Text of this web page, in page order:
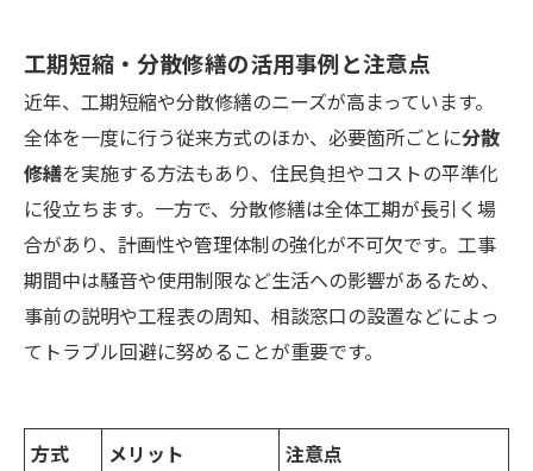
工期短縮・分散修繕の活用事例と注意点
近年、工期短縮や分散修繕のニーズが高まっています。
全体を一度に行う従来方式のほか、必要箇所ごとに分散
修繕を実施する方法もあり、住民負担やコストの平準化
に役立ちます。一方で、分散修繕は全体工期が長引く場
合があり、計画性や管理体制の強化が不可欠です。工事
期間中は騒音や使用制限など生活への影響があるため、
事前の説明や工程表の周知、相談窓口の設置などによっ
てトラブル回避に努めることが重要です。
方式 メリット
注意点